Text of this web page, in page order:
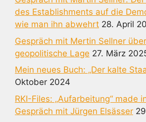
des Establishments auf die
wie man ihn abwehrt 28. April
Gespräch mit Mertin Sellner
geopolitische Lage 27. März
Mein neues Buch: „Der kalte
Oktober 2024
RKI-Files: „Aufarbeitung“ made
Gespräch mit Jürgen Elsässer